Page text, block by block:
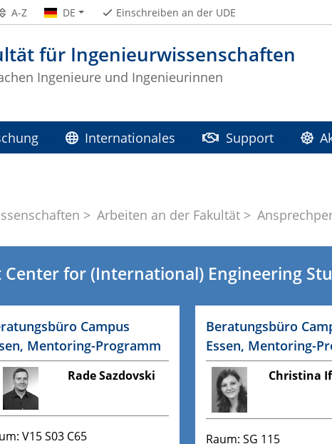
für Ingenieurwissenschaften
Ingenieure und Ingenieurinnen
A-Z DE Einschreiben an der UDE
Internationales Support
Arbeiten an der Fakultät
for (International) Engineering
Campus
Mentoring-Programm
Rade Sazdovski
V15 S03 C65
Beratungsbüro
Essen, Mentoring-
Christina
Raum: SG 115